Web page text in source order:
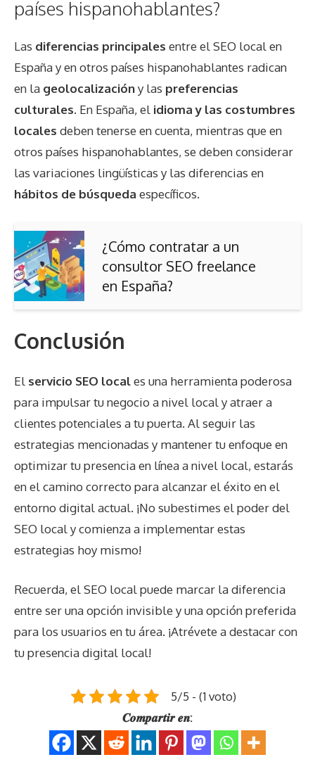
países hispanohablantes?
Las diferencias principales entre el SEO local en
España y en otros países hispanohablantes radican
en la geolocalizacióny las preferencias
culturales. En España, el idioma y las costumbres
locales deben tenerse en cuenta, mientras que en
otros países hispanohablantes, se deben considerar
las variaciones lingüísticas y las diferencias en
hábitos de búsqueda específicos.
¿Cómo contratar a un
consultor SEO freelance
en España?
Conclusión
El servicio SEO locales una herramienta poderosa
para impulsar tu negocio a nivel local y atraer a
clientes potenciales a tu puerta. Al seguir las
estrategias mencionadas y mantener tu enfoque en
optimizar tu presencia en línea a nivel local, estarás
en el camino correcto para alcanzar el éxito en el
entorno digital actual. ¡No subestimes el poder del
SEO local y comienza a implementar estas
estrategias hoy mismo!
Recuerda, el SEO local puede marcar la diferencia
entre ser una opción invisible y una opción preferida
para los usuarios en tu área. ¡Atrévete a destacar con
tu presencia digital local!
5/5 - (1 voto)
𝑪𝒐𝒎𝒑𝒂𝒓𝒕𝒊𝒓 𝒆𝒏: